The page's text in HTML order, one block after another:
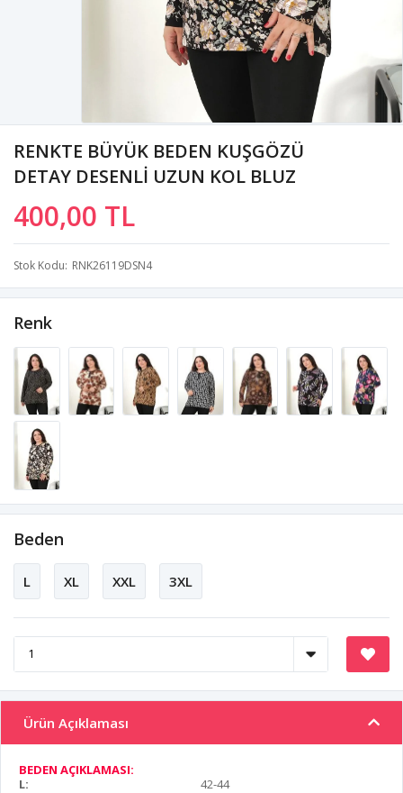
RENKTE BÜYÜK BEDEN KUŞGÖZÜ
DETAY DESENLİ UZUN KOL BLUZ
400,00 TL
Stok Kodu RNK26119DSN4
Renk
Beden
L XL XXL 3XL
Ürün Açıklaması
BEDEN AÇIKLAMASI:
L:
42-44